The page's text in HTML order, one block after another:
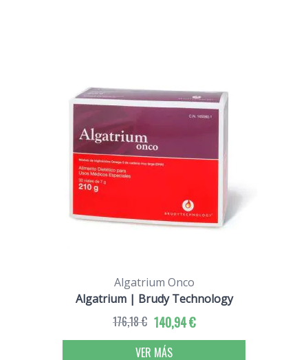
Algatrium Onco
Algatrium | Brudy Technology
140,94 €
176,18 €
VER MÁS